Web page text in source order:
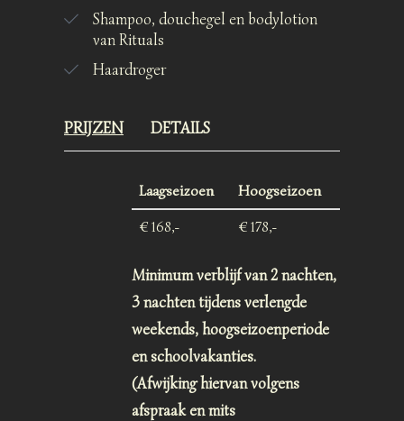
Shampoo, douchegel en bodylotion
van Rituals
Haardroger
PRIJZEN DETAILS
Laagseizoen
Hoogseizoen
€ 168,-
€ 178,-
Minimum verblijf van 2 nachten,
3 nachten tijdens verlengde
weekends, hoogseizoenperiode
en schoolvakanties.
(Afwijking hiervan volgens
afspraak en mits